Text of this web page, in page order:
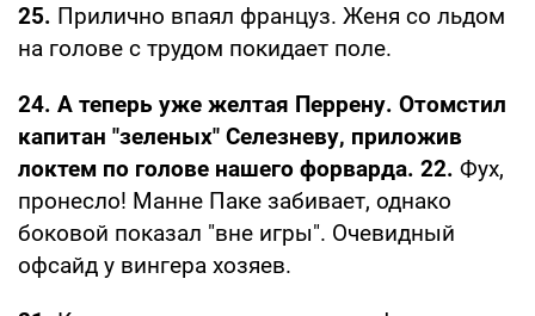
25. Прилично впаял француз. Женя со льдом
на голове с трудом покидает поле.
24. А теперь уже желтая Перрену. Отомстил
капитан "зеленых" Селезневу, приложив
локтем по голове нашего форварда. 22. Фух,
пронесло! Манне Паке забивает, однако
боковой показал "вне игры". Очевидный
офсайд у вингера хозяев.